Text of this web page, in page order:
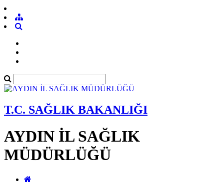
T.C. SAĞLIK BAKANLIĞI
AYDIN İL SAĞLIK
MÜDÜRLÜĞÜ